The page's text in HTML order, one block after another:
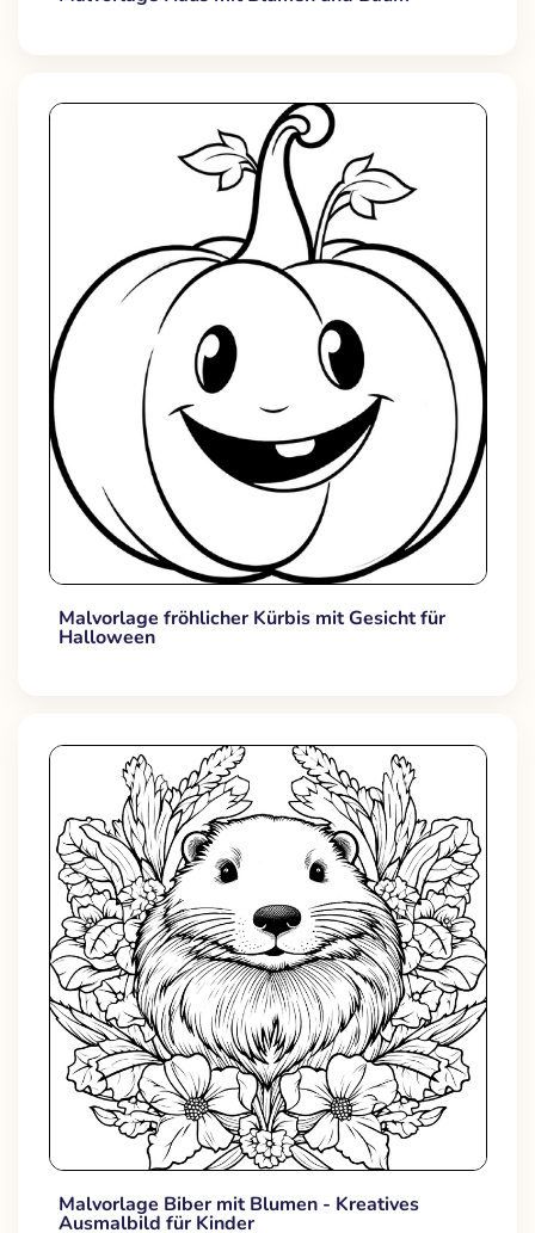
Malvorlage fröhlicher Kürbis mit Gesicht für
Halloween
Malvorlage Biber mit Blumen - Kreatives
Ausmalbild für Kinder